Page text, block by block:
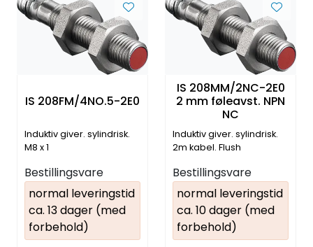
IS 208FM/4NO.5-2E0
Induktiv giver. sylindrisk.
M8 x 1
Bestillingsvare
normal leveringstid
ca. 13 dager (med
forbehold)
IS 208MM/2NC-2E0
2 mm føleavst. NPN
NC
Induktiv giver. sylindrisk.
2m kabel. Flush
Bestillingsvare
normal leveringstid
ca. 10 dager (med
forbehold)